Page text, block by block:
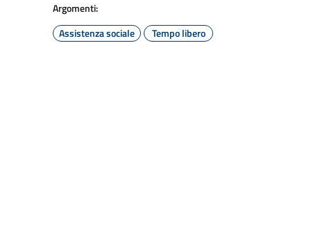
Argomenti:
Assistenza sociale
Tempo libero